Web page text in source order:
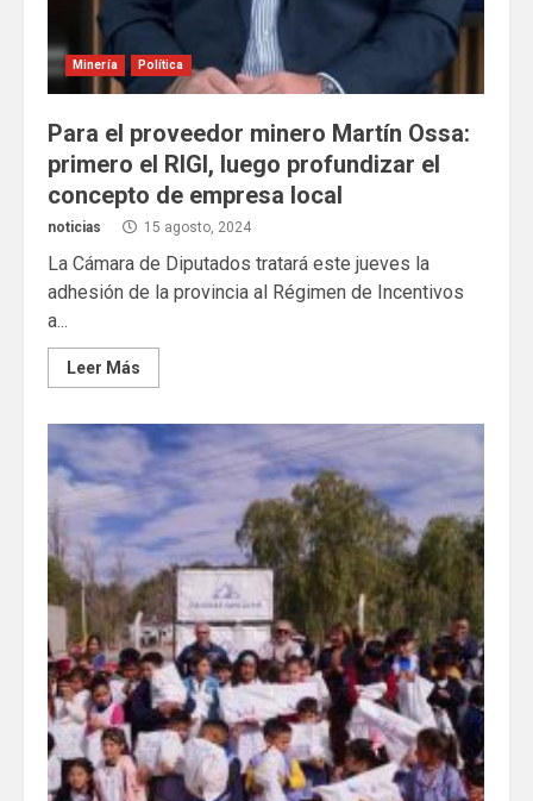
Minería Política
Para el proveedor minero Martín Ossa:
primero el RIGI, luego profundizar el
concepto de empresa local
noticias 15 agosto, 2024
La Cámara de Diputados tratará este jueves la
adhesión de la provincia al Régimen de Incentivos
a...
Leer Más